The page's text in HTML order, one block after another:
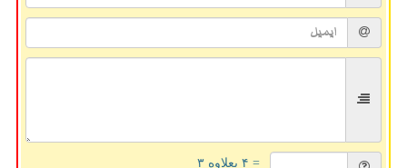
= ۴ بعلاوه ۳